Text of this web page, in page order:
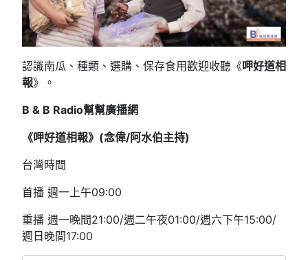
認識南瓜、種類、選購、保存食用歡迎收聽《呷好道相
報》。
B & B Radio幫幫廣播網
《呷好道相報》(念偉/阿水伯主持)
台灣時間
首播 週一上午09:00
重播 週一晚間21:00/週二午夜01:00/週六下午15:00/
週日晚間17:00